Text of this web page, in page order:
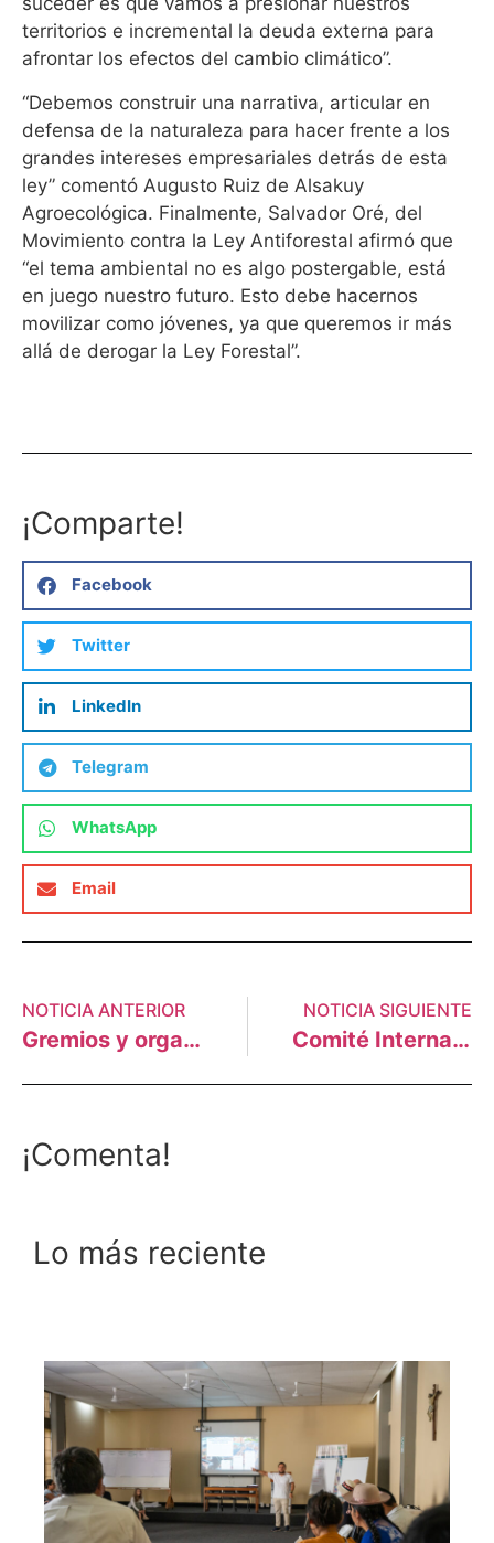
territorios e incremental la deuda externa para
afrontar los efectos del cambio climático”.
“Debemos construir una narrativa, articular en
defensa de la naturaleza para hacer frente a los
grandes intereses empresariales detrás de esta
ley” comentó Augusto Ruiz de Alsakuy
Agroecológica. Finalmente, Salvador Oré, del
Movimiento contra la Ley Antiforestal afirmó que
“el tema ambiental no es algo postergable, está
en juego nuestro futuro. Esto debe hacernos
movilizar como jóvenes, ya que queremos ir más
allá de derogar la Ley Forestal”.
¡Comparte!
Facebook
Twitter
LinkedIn
Telegram
WhatsApp
Email
NOTICIA ANTERIOR
Gremios y organizaciones afectadas por derrames exigen dejar el petróleo bajo tierra
NOTICIA SIGUIENTE
Comité Internacional del FOSPA exige cumplimiento de acciones en defensa de la Amazonía
¡Comenta!
Lo más reciente